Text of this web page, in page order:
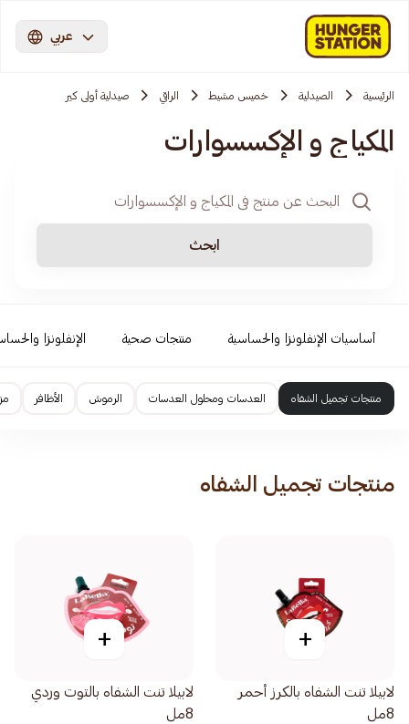
عربي
الرئيسية الصيدلية خميس مشيط الراقي صيدلية أولى كير
المكياج و الإكسسوارات
ابحث
أساسيات الإنفلونزا والحساسية منتجات صحية الإنفلونزا
منتجات تجميل الشفاه العدسات ومحلول العدسات الرموش الأظافر
منتجات تجميل الشفاه
+
لابيلا تنت الشفاه بالكرز أحمر
8مل
+
لابيلا تنت الشفاه بالتوت وردي
8مل